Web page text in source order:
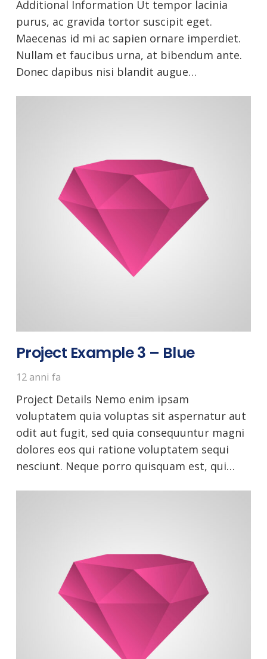
Additional Information Ut tempor lacinia
purus, ac gravida tortor suscipit eget.
Maecenas id mi ac sapien ornare imperdiet.
Nullam et faucibus urna, at bibendum ante.
Donec dapibus nisi blandit augue…
Project Example 3 – Blue
12 anni fa
Project Details Nemo enim ipsam
voluptatem quia voluptas sit aspernatur aut
odit aut fugit, sed quia consequuntur magni
dolores eos qui ratione voluptatem sequi
nesciunt. Neque porro quisquam est, qui…